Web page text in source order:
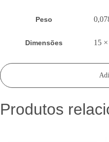
Peso
Dimensões 15
Produtos